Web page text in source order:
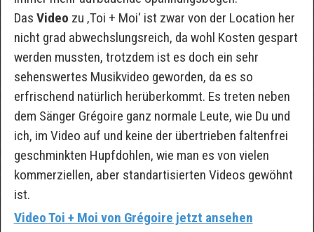
Das Video zu ‚Toi + Moi‘ ist zwar von der Location her
nicht grad abwechslungsreich, da wohl Kosten gespart
werden mussten, trotzdem ist es doch ein sehr
sehenswertes Musikvideo geworden, da es so
erfrischend natürlich herüberkommt. Es treten neben
dem Sänger Grégoire ganz normale Leute, wie Du und
ich, im Video auf und keine der übertrieben faltenfrei
geschminkten Hupfdohlen, wie man es von vielen
kommerziellen, aber standartisierten Videos gewöhnt
ist.
Video Toi + Moi von Grégoire jetzt ansehen